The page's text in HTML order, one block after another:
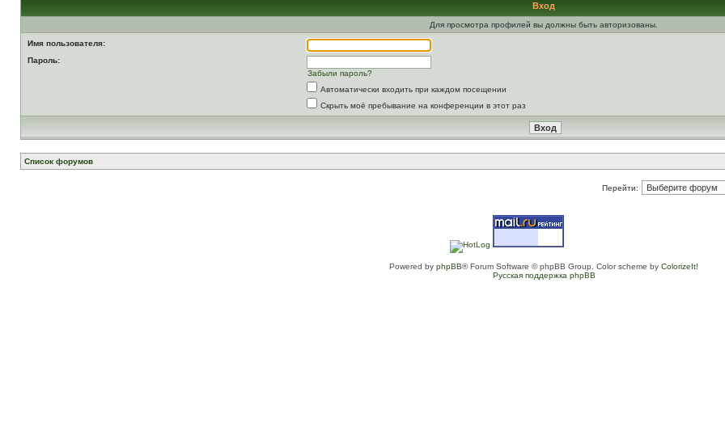
Вход
Для просмотра профилей вы должны быть авторизованы.
Имя пользователя:
Пароль:
Забыли пароль?
Автоматически входить при каждом посещении
Скрыть моё пребывание на конференции в этот раз
Список форумов
Перейти:
Powered by phpBB® Forum Software © phpBB Group. Color scheme by ColorizeIt!
Русская поддержка phpBB